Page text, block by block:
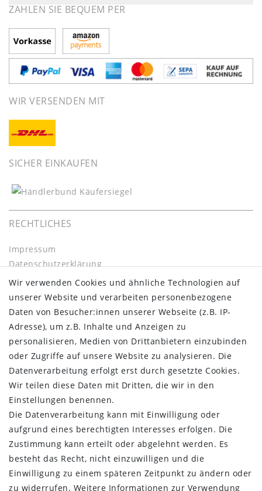
ZAHLEN SIE BEQUEM PER
WIR VERSENDEN MIT
SICHER EINKAUFEN
RECHTLICHES
Impressum
Daten­schutz­erklärung
AGB
Barrierefreiheitserklärung
Widerrufs­recht
Kontakt
Vertrag widerrufen
INFORMATIONEN:
Zahlungsinformationen
Versandinformationen
Über uns
Gutschein
NEWS
Google Maps
Kundenbewertungen
Wir verwenden Cookies und ähnliche Technologien auf
unserer Website und verarbeiten personenbezogene
Daten von Besucher:innen unserer Webseite (z.B. IP-
Adresse), um z.B. Inhalte und Anzeigen zu
personalisieren, Medien von Drittanbietern einzubinden
oder Zugriffe auf unsere Website zu analysieren. Die
Datenverarbeitung erfolgt erst durch gesetzte Cookies.
Wir teilen diese Daten mit Dritten, die wir in den
Einstellungen benennen.
Die Datenverarbeitung kann mit Einwilligung oder
aufgrund eines berechtigten Interesses erfolgen. Die
Zustimmung kann erteilt oder abgelehnt werden. Es
besteht das Recht, nicht einzuwilligen und die
Einwilligung zu einem späteren Zeitpunkt zu ändern oder
zu widerrufen. Weitere Informationen zur Verwendung